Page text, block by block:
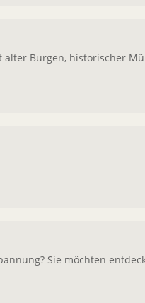
alter Burgen, historischer
Sie möchten